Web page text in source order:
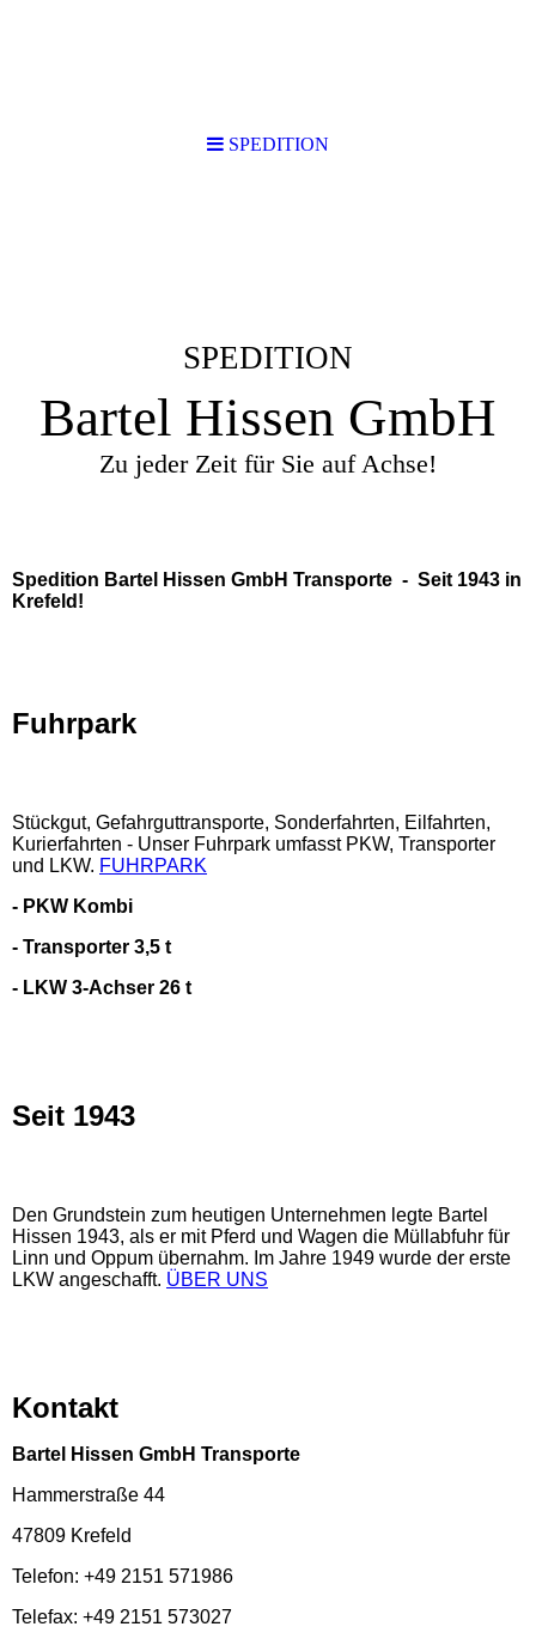
SPEDITION
Bartel Hissen GmbH
Zu jeder Zeit für Sie auf Achse!
Spedition Bartel Hissen GmbH Transporte - Seit 1943 in
Krefeld!
Fuhrpark
Stückgut, Gefahrguttransporte, Sonderfahrten, Eilfahrten,
Kurierfahrten - Unser Fuhrpark umfasst PKW, Transporter
und LKW. FUHRPARK
- PKW Kombi
- Transporter 3,5 t
- LKW 3-Achser 26 t
Seit 1943
Den Grundstein zum heutigen Unternehmen legte Bartel
Hissen 1943, als er mit Pferd und Wagen die Müllabfuhr für
Linn und Oppum übernahm. Im Jahre 1949 wurde der erste
LKW angeschafft. ÜBER UNS
Kontakt
Bartel Hissen GmbH Transporte
Hammerstraße 44
47809 Krefeld
Telefon: +49 2151 571986
Telefax: +49 2151 573027
SPEDITION